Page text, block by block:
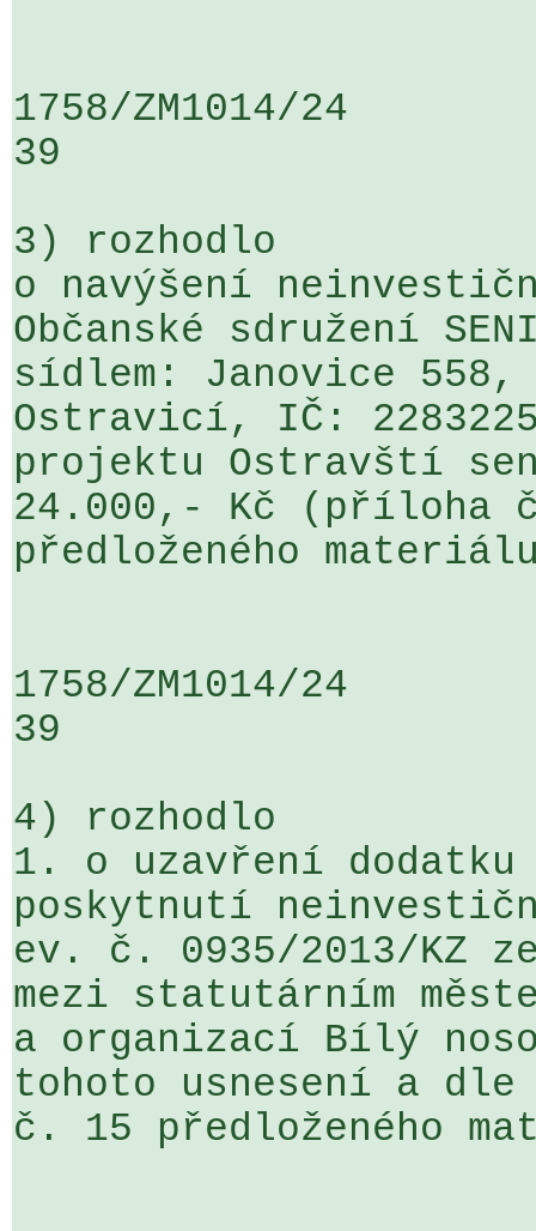
1758/ZM1014/24
39
3) rozhodlo
o navýšení
Občanské sdružení
sídlem: Janovice
Ostravicí, IČ:
projektu Ostravští
24.000,- Kč (příloha
předloženého
1758/ZM1014/24
39
4) rozhodlo
1. o uzavření
poskytnutí
ev. č. 0935/2013/KZ
mezi statutárním
a organizací Bílý
tohoto usnesení a
č. 15 předloženého